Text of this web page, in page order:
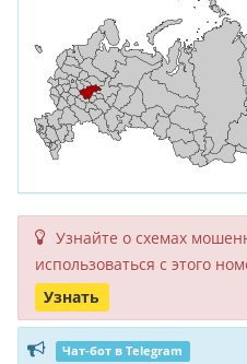
Узнайте о схемах
исполь­зоваться с этого
Узнать
Чат-бот в Telegram